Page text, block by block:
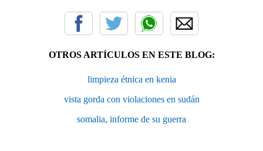
OTROS ARTÍCULOS EN ESTE BLOG:
limpieza étnica en kenia
vista gorda con violaciones en sudán
somalia, informe de su guerra